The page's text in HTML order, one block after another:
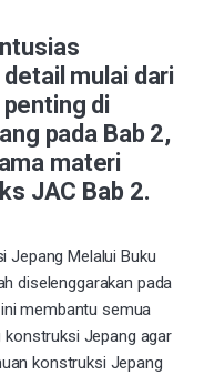
mulai dari
di
pada Bab 2,
materi
JAC Bab 2.
Jepang Melalui Buku
diselenggarakan pada
membantu semua
konstruksi Jepang agar
konstruksi Jepang